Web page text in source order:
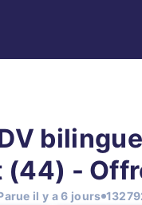
(44) -
il y a 6 jours